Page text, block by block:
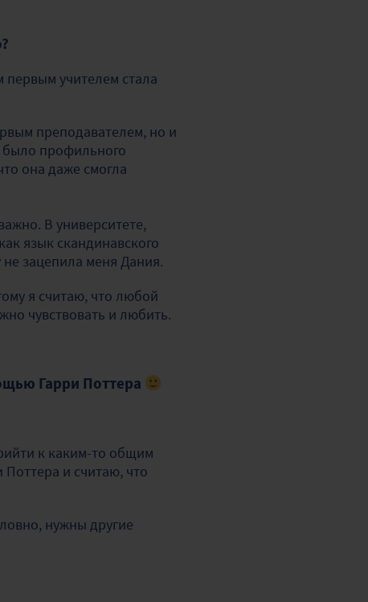
учителем стала
преподавателем, но и
было профильного
она даже смогла
В университете,
язык скандинавского
зацепила меня Дания.
я считаю, что любой
чувствовать и любить.
Гарри Поттера
к каким-то общим
и считаю, что
нужны другие